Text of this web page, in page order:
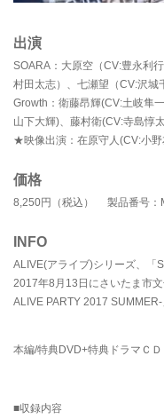
出演
SOARA：大原空（CV:豊永利
村田太志）、七瀬望（CV:沢城
Growth：衛藤昂輝(CV:土岐隼
山下大輝)、藤村衛(CV:寺島惇
★映像出演：在原守人(CV:小野
価格
8,250円（税込） 製品番号：
INFO
ALIVE(アライブ)シリーズ、「
2017年8月13日にさいたま市
ALIVE PARTY 2017 SUMMER-
本編/特典DVD+特典ドラマＣＤ
■収録内容